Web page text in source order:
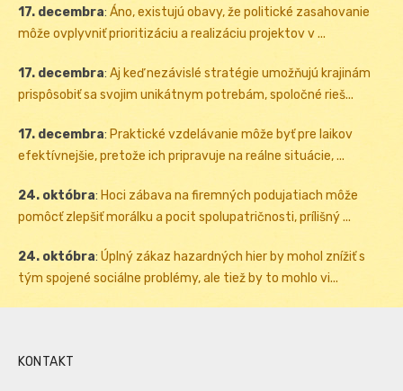
17. decembra: Áno, existujú obavy, že politické zasahovanie
môže ovplyvniť prioritizáciu a realizáciu projektov v ...
17. decembra: Aj keď nezávislé stratégie umožňujú krajinám
prispôsobiť sa svojim unikátnym potrebám, spoločné rieš...
17. decembra: Praktické vzdelávanie môže byť pre laikov
efektívnejšie, pretože ich pripravuje na reálne situácie, ...
24. októbra: Hoci zábava na firemných podujatiach môže
pomôcť zlepšiť morálku a pocit spolupatričnosti, prílišný ...
24. októbra: Úplný zákaz hazardných hier by mohol znížiť s
tým spojené sociálne problémy, ale tiež by to mohlo vi...
KONTAKT